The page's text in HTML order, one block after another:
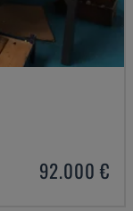
92.000 €